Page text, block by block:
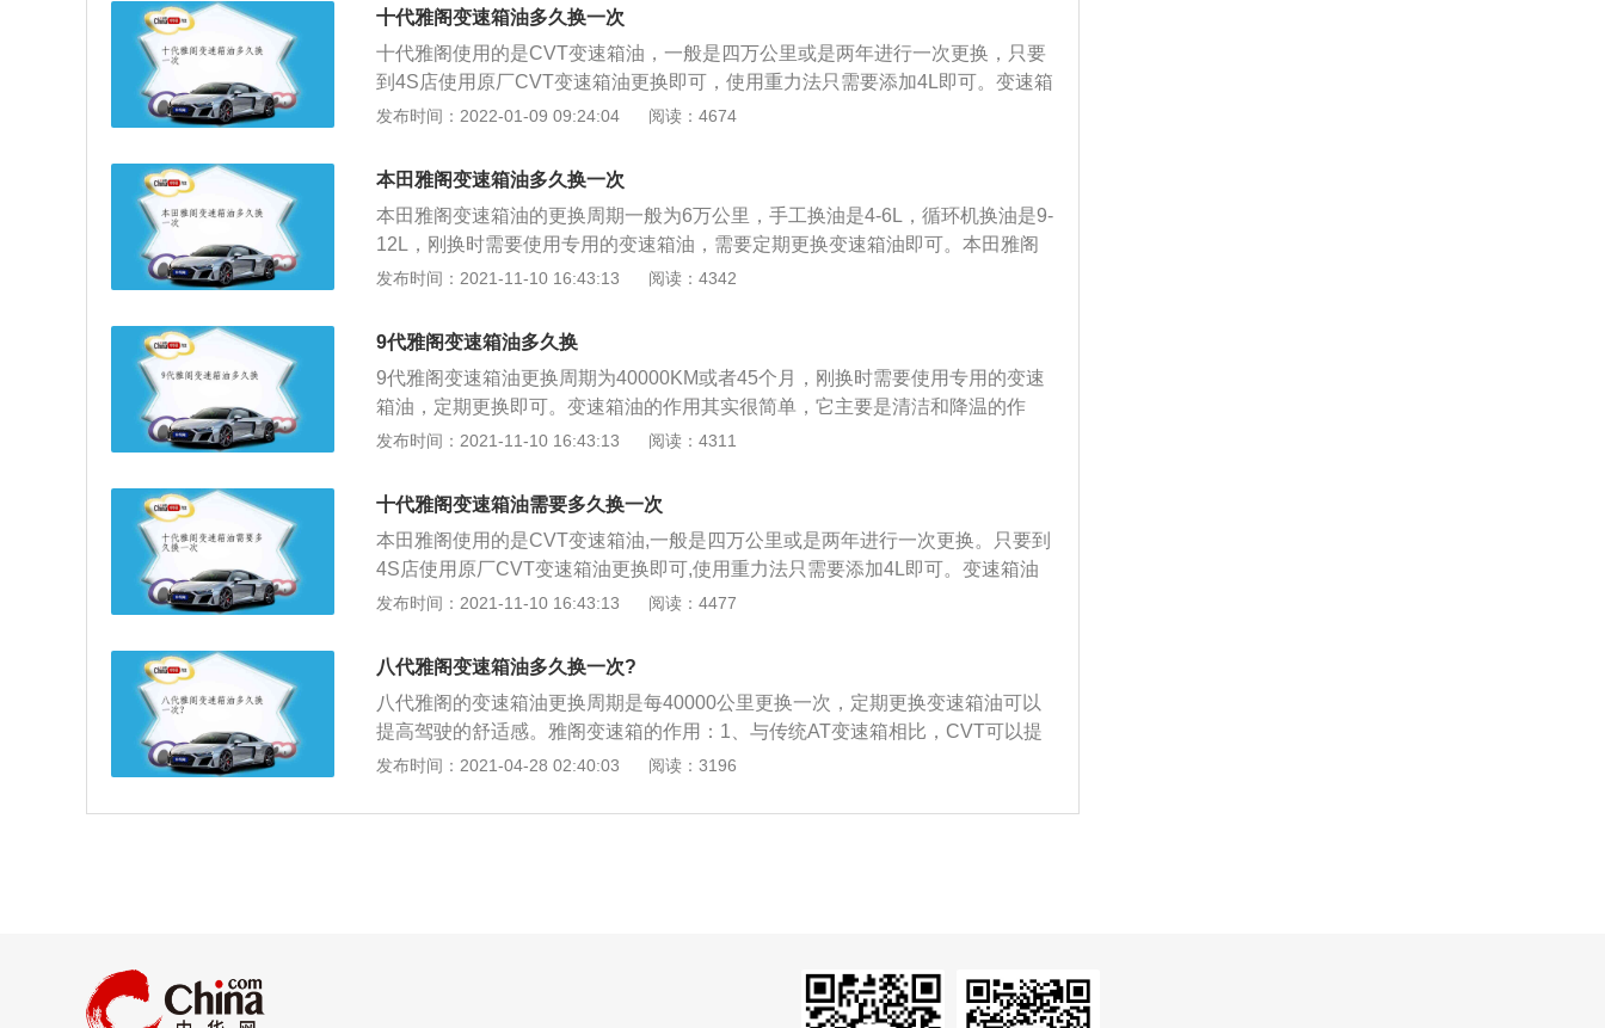
距为2830毫米。雅阁九代的驱动方式为前置前驱，前悬挂类型为麦弗逊式独立悬
挂，后悬挂类型为多连杆式独立悬挂，车体结构为承载式。
十代雅阁变速箱油多久换一次
十代雅阁使用的是CVT变速箱油，一般是四万公里或是两年进行一次更换，只要
到4S店使用原厂CVT变速箱油更换即可，使用重力法只需要添加4L即可。变速箱
油一旦到了更换时间就需要及时更换，因为变速箱是汽车传动系统最重要的组成
变速箱油粘度降低，从而导致润滑性能下降，密封性能也会下降，阻力升高且磨
损也会变大，变质以后的变速箱油会让汽车性能下降，甚至产生油温过高，从而
影响到变速箱油的零件使用寿命。最明显的变化就是车子在起步加速的时候能够
感觉到动力不足，所以需要及时更换。
发布时间：2022-01-09 09:24:04 阅读：4674
本田雅阁变速箱油多久换一次
本田雅阁变速箱油的更换周期一般为6万公里，手工换油是4-6L，循环机换油是9-
12L，刚换时需要使用专用的变速箱油，需要定期更换变速箱油即可。本田雅阁
变速箱油更换方法：1、重力更换更换原理与机油相似。利用工具将螺母拧松，
净，变速箱油不能全部排出，主要因为机械构造存在凹陷、坑洼等死角。2、循
环机更换新变速箱油加注到循环机里面，循环机与变速箱的油路接口相连接，在
液压作用下，新油会将旧油推出，此方式清洗油路更加干净。新变速箱油用量越
多洗的越干净，循环机换油一次需要12L变速箱油甚至更多，所以价格更贵。循
环机更换时间大概在40-80分钟。3、拆卸油底壳换油这种方法可以清洗油滤，冲
会这样做。
发布时间：2021-11-10 16:43:13 阅读：4342
9代雅阁变速箱油多久换
9代雅阁变速箱油更换周期为40000KM或者45个月，刚换时需要使用专用的变速
箱油，定期更换即可。变速箱油的作用其实很简单，它主要是清洁和降温的作
用，能起到保证变速箱正常工作并延长传动装置寿命的作用，和提升性能没有关
箱，如果不换变速箱油的话对于变速箱的保护就不那么好了，容易造成变速箱的
损坏。由于现在城市道路拥堵、空气质量差，自然环境恶劣，再加之很多车主到
了公里数也不换油，变速箱油就会变黏稠、变黑、有异味，同时导致油耗变大，
动力降低，机器故障；由于污油堵住过滤器，供油不足还会烧毁变速箱。车主最
好定期更换变速箱油，让变速箱的润滑和传力更有效率。
发布时间：2021-11-10 16:43:13 阅读：4311
十代雅阁变速箱油需要多久换一次
本田雅阁使用的是CVT变速箱油,一般是四万公里或是两年进行一次更换。只要到
4S店使用原厂CVT变速箱油更换即可,使用重力法只需要添加4L即可。变速箱油
主要用于保持汽车排档系统的清洁，因为变速箱的使用性质，所以变速箱油的更
驶的车可以适当缩短更换周期。当变速箱有过多或者过少，都会影响变速箱的正
常使用。雅阁作为本田旗下的汽车车型，采用的都是自动变速箱。
发布时间：2021-11-10 16:43:13 阅读：4477
八代雅阁变速箱油多久换一次?
八代雅阁的变速箱油更换周期是每40000公里更换一次，定期更换变速箱油可以
提高驾驶的舒适感。雅阁变速箱的作用：1、与传统AT变速箱相比，CVT可以提
高车辆的燃油经济性和动力性，提高驾驶员的操纵性和乘坐舒适性，使加速更加
也消失了，所以CVT变速箱的功率输出是线性的，在实际行驶中非常平稳；3、
发布时间：2021-04-28 02:40:03 阅读：3196